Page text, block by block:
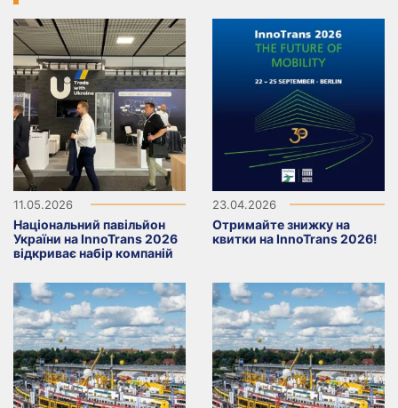
11.05.2026
Національний павільйон
України на InnoTrans 2026
відкриває набір компаній
23.04.2026
Отримайте знижку на
квитки на InnoTrans 2026!